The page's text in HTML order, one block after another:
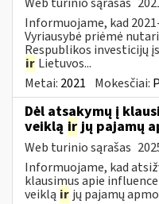
Informuojame, kad
Vyriausybė priėmė
Respublikos investicijų
ir Lietuvos...
Metai: 2021 Mokesčiai:
Dėl atsakymų į
veiklą irjų pajamų
Web turinio sąrašas
Informuojame, kad
klausimus apie
veiklą ir jų pajamų